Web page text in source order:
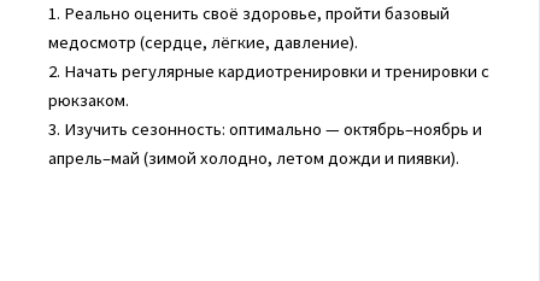
1. Реально оценить своё здоровье, пройти базовый
медосмотр (сердце, лёгкие, давление).
2. Начать регулярные кардиотренировки и тренировки с
рюкзаком.
3. Изучить сезонность: оптимально — октябрь–ноябрь и
апрель–май (зимой холодно, летом дожди и пиявки).